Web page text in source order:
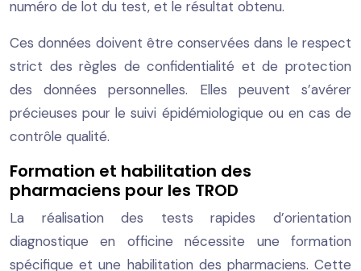
numéro de lot du test, et le résultat obtenu.
Ces données doivent être conservées dans le respect
strict des règles de confidentialité et de protection
des données personnelles. Elles peuvent s’avérer
précieuses pour le suivi épidémiologique ou en cas de
contrôle qualité.
Formation et habilitation des
pharmaciens pour les TROD
La réalisation des tests rapides d’orientation
diagnostique en officine nécessite une formation
spécifique et une habilitation des pharmaciens. Cette